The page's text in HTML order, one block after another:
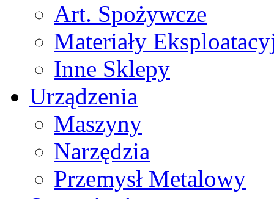
Art. Spożywcze
Materiały
Inne Sklepy
Urządzenia
Maszyny
Narzędzia
Przemysł Metalowy